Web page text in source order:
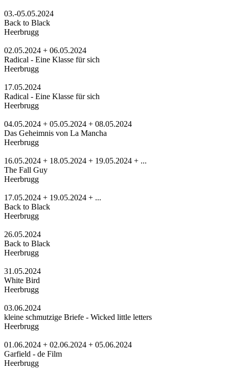
03.-05.05.2024
Back to Black
Heerbrugg
02.05.2024 + 06.05.2024
Radical - Eine Klasse für sich
Heerbrugg
17.05.2024
Radical - Eine Klasse für sich
Heerbrugg
04.05.2024 + 05.05.2024 + 08.05.2024
Das Geheimnis von La Mancha
Heerbrugg
16.05.2024 + 18.05.2024 + 19.05.2024 + ...
The Fall Guy
Heerbrugg
17.05.2024 + 19.05.2024 + ...
Back to Black
Heerbrugg
26.05.2024
Back to Black
Heerbrugg
31.05.2024
White Bird
Heerbrugg
03.06.2024
kleine schmutzige Briefe - Wicked little letters
Heerbrugg
01.06.2024 + 02.06.2024 + 05.06.2024
Garfield - de Film
Heerbrugg